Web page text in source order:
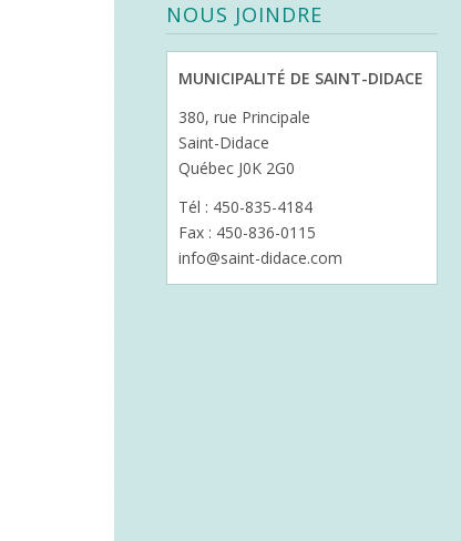
NOUS JOINDRE
MUNICIPALITÉ DE SAINT-DIDACE
380, rue Principale
Saint-Didace
Québec J0K 2G0
Tél : 450-835-4184
Fax : 450-836-0115
info@saint-didace.com